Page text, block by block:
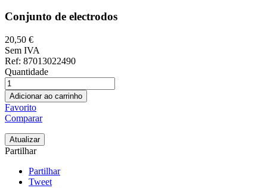
Conjunto de electrodos
20,50 €
Sem IVA
Ref: 87013022490
Quantidade
Adicionar ao carrinho
Favorito
Comparar
Partilhar
Partilhar
Tweet